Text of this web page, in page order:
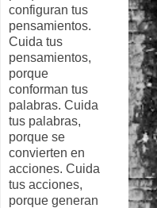
configuran tus
pensamientos.
Cuida tus
pensamientos,
porque
conforman tus
palabras. Cuida
tus palabras,
porque se
convierten en
acciones. Cuida
tus acciones,
porque generan